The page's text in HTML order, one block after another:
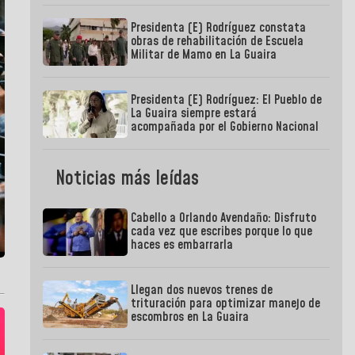
Presidenta (E) Rodríguez constata
obras de rehabilitación de Escuela
Militar de Mamo en La Guaira
Presidenta (E) Rodríguez: El Pueblo de
La Guaira siempre estará
acompañada por el Gobierno Nacional
Noticias más leídas
Cabello a Orlando Avendaño: Disfruto
cada vez que escribes porque lo que
haces es embarrarla
Llegan dos nuevos trenes de
trituración para optimizar manejo de
escombros en La Guaira